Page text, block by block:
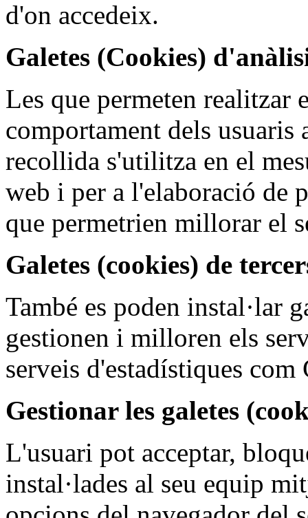
d'on accedeix.
Galetes (Cookies)
Les que permeten
comportament dels
recollida s'utilitza en el
web i per a l'elaboració de
que permetrien millorar el
Galetes (cookies) de
També es poden instal·lar
gestionen i milloren els
serveis d'estadístiques
Gestionar les galetes
L'usuari pot acceptar,
instal·lades al seu equip